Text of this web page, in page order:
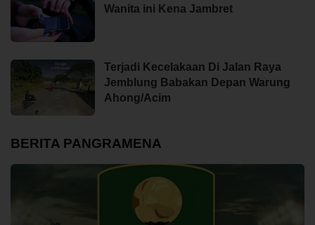
Wanita ini Kena Jambret
Terjadi Kecelakaan Di Jalan Raya
Jemblung Babakan Depan Warung
Ahong/Acim
BERITA PANGRAMENA